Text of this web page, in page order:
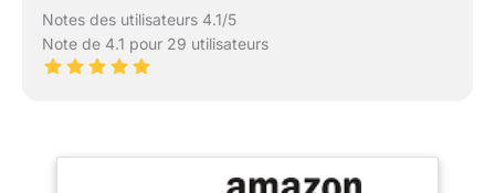
Notes des utilisateurs 4.1/5
Note de 4.1 pour 29 utilisateurs